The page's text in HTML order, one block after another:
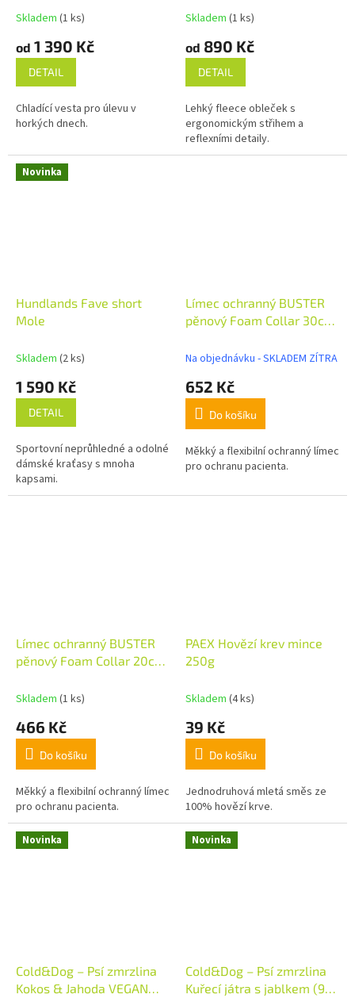
Skladem (1 ks)
od 1 390 Kč
DETAIL
Chladící vesta pro úlevu v
horkých dnech.
Skladem (1 ks)
od 890 Kč
DETAIL
Lehký fleece obleček s
ergonomickým střihem a
reflexními detaily.
Novinka
Hundlands Fave short
Mole
Skladem (2 ks)
1 590 Kč
DETAIL
Sportovní neprůhledné a odolné
dámské kraťasy s mnoha
kapsami.
Límec ochranný BUSTER
pěnový Foam Collar 30cm
Na objednávku - SKLADEM ZÍTRA
652 Kč
Do košíku
Měkký a flexibilní ochranný límec
pro ochranu pacienta.
Límec ochranný BUSTER
pěnový Foam Collar 20cm
Skladem (1 ks)
466 Kč
Do košíku
Měkký a flexibilní ochranný límec
pro ochranu pacienta.
PAEX Hovězí krev mince
250g
Skladem (4 ks)
39 Kč
Do košíku
Jednodruhová mletá směs ze
100% hovězí krve.
Novinka
Cold&Dog – Psí zmrzlina
Kokos & Jahoda VEGAN
Novinka
Cold&Dog – Psí zmrzlina
Kuřecí játra s jablkem (90